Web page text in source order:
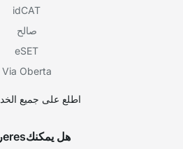
idCAT
صالح
eSET
Via Oberta
اطلع على جميع
هل يمكنكeresريال